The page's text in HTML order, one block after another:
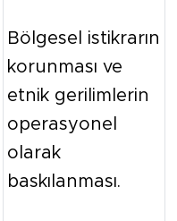
Bölgesel istikrarın
korunması ve
etnik gerilimlerin
operasyonel
olarak
baskılanması.